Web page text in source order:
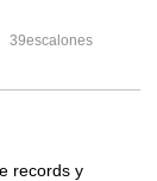
39escalones
records y